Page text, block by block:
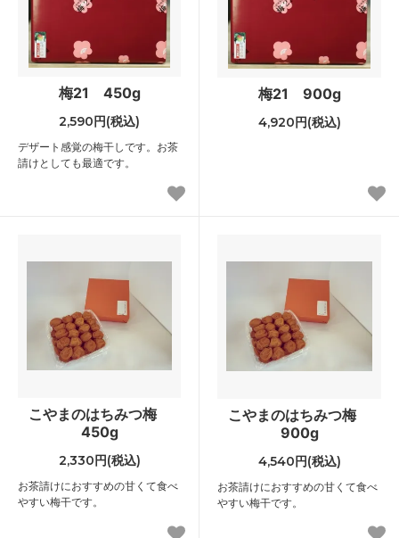
梅21 450g
2,590円(税込)
デザート感覚の梅干しです。お茶
請けとしても最適です。
梅21 900g
4,920円(税込)
こやまのはちみつ梅
450g
2,330円(税込)
お茶請けにおすすめの甘くて食べ
やすい梅干です。
こやまのはちみつ梅
900g
4,540円(税込)
お茶請けにおすすめの甘くて食べ
やすい梅干です。